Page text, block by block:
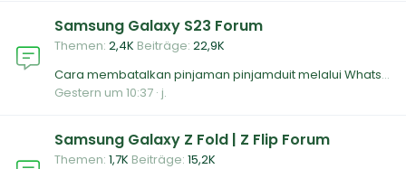
Samsung Galaxy S23 Forum
Themen 2,4K Beiträge 22,9K
Cara membatalkan pinjaman pinjamduit melalui WhatsApp layanan
Gestern um 10:37 j.
Samsung Galaxy Z Fold | Z Flip Forum
Themen 1,7K Beiträge 15,2K